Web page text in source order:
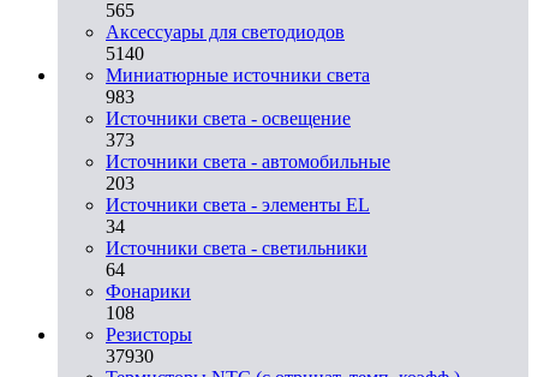
565
Аксессуары для светодиодов
5140
Миниатюрные источники света
983
Источники света - освещение
373
Источники света - автомобильные
203
Источники света - элементы EL
34
Источники света - светильники
64
Фонарики
108
Резисторы
37930